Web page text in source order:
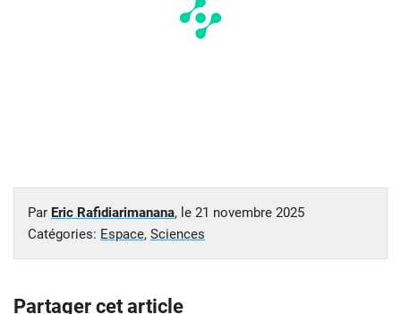
Par Eric Rafidiarimanana, le 21 novembre 2025
Catégories: Espace, Sciences
Partager cet article